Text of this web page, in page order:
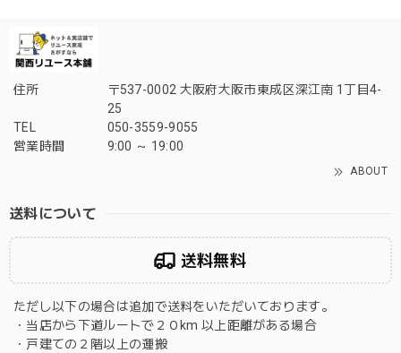
住所
〒537-0002 大阪府大阪市東成区深江南 1丁目4-
25
TEL
050-3559-9055
営業時間
9:00 ～ 19:00
ABOUT
送料について
送料無料
ただし以下の場合は追加で送料をいただいております。
・当店から下道ルートで２０km 以上距離がある場合
・戸建ての２階以上の運搬